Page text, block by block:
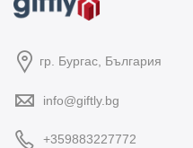
гр. Бургас, България
info@giftly.bg
+359883227772